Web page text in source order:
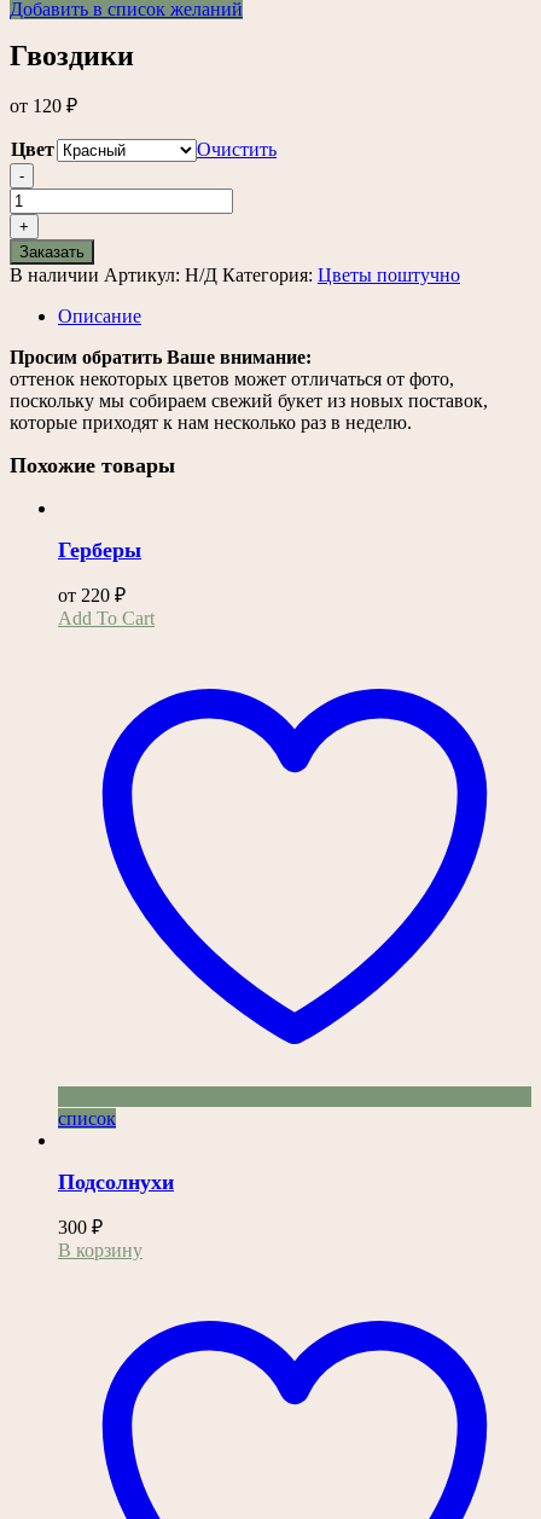
Добавить в список желаний
Гвоздики
от 120 ₽
Цвет Очистить
-
Количество
товара
Гвоздики
+
Заказать
В наличии Артикул: Н/Д Категория: Цветы поштучно
Описание
Просим обратить Ваше внимание:
оттенок некоторых цветов может отличаться от фото,
поскольку мы собираем свежий букет из новых поставок,
которые приходят к нам несколько раз в неделю.
Похожие товары
Герберы
от 220 ₽
Add To CartЭтот
вариаций.
Опции
можно
список
Подсолнухи
300 ₽
В корзину